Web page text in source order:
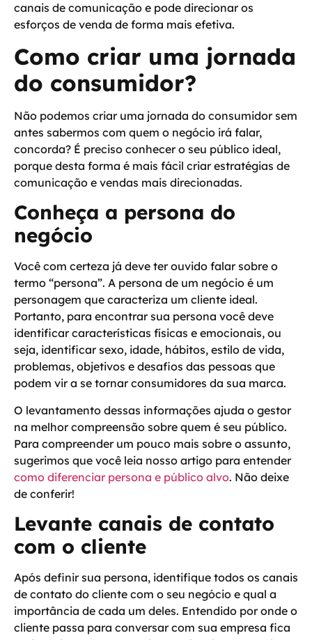
canais de comunicação e pode direcionar os
esforços de venda de forma mais efetiva.
Como criar uma jornada
do consumidor?
Não podemos criar uma jornada do consumidor sem
antes sabermos com quem o negócio irá falar,
concorda? É preciso conhecer o seu público ideal,
porque desta forma é mais fácil criar estratégias de
comunicação e vendas mais direcionadas.
Conheça a persona do
negócio
Você com certeza já deve ter ouvido falar sobre o
termo “persona”. A persona de um negócio é um
personagem que caracteriza um cliente ideal.
Portanto, para encontrar sua persona você deve
identificar características físicas e emocionais, ou
seja, identificar sexo, idade, hábitos, estilo de vida,
problemas, objetivos e desafios das pessoas que
podem vir a se tornar consumidores da sua marca.
O levantamento dessas informações ajuda o gestor
na melhor compreensão sobre quem é seu público.
Para compreender um pouco mais sobre o assunto,
sugerimos que você leia nosso artigo para entender
como diferenciar persona e público alvo. Não deixe
de conferir!
Levante canais de contato
com o cliente
Após definir sua persona, identifique todos os canais
de contato do cliente com o seu negócio e qual a
importância de cada um deles. Entendido por onde o
cliente passa para conversar com sua empresa fica